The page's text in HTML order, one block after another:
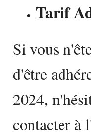
Tarif
Si vous
d'être
2024,
contacter à